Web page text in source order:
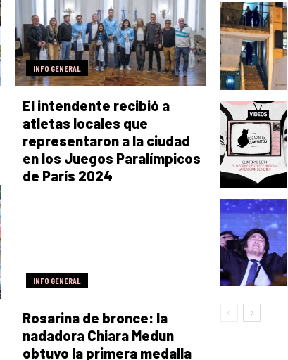
INFO GENERAL
El intendente recibió a
atletas locales que
representaron a la ciudad
en los Juegos Paralímpicos
de París 2024
INFO GENERAL
Rosarina de bronce: la
nadadora Chiara Medun
obtuvo la primera medalla